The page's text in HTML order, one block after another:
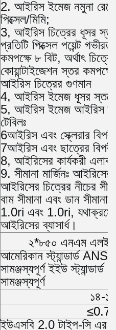
2. আইরিস ইমেজ নমুনা
পিক্সেল/মিমি;
3, আইরিস চিত্রের ধূসর
প্রতিটি পিক্সেল পয়েন্ট গভীরতা
কমপক্ষে ৮ বিট, অর্থাৎ
কোয়ান্টাইজেশন স্তর
আইরিস চিত্রের গুণমান
4, আইরিস ইমেজ ধূসর
5, আইরিস ইমেজ আইরিস
টেবিলঃ
6আইরিস এবং স্ক্লেরার
7আইরিস এবং ছাত্রের
8, আইরিসের কার্যকরী
9. সীমানা মার্জিনঃ
আইরিসের চিত্রের নীচের
বাম সীমানা এবং ডান
1.0ri এবং 1.0ri, যথাক্রমে
আইরিসের ব্যাসার্ধ।
২*৮৫০ এনএম
আমেরিকান স্ট্যান্ডার্ড
সামঞ্জস্যপূর্ণ ইইউ
সামঞ্জস্যপূর্ণ
১৪-
≤0.7
ইউএসবি 2.0 টাইপ-সি এর